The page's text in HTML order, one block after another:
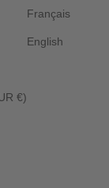
€)
Français
English